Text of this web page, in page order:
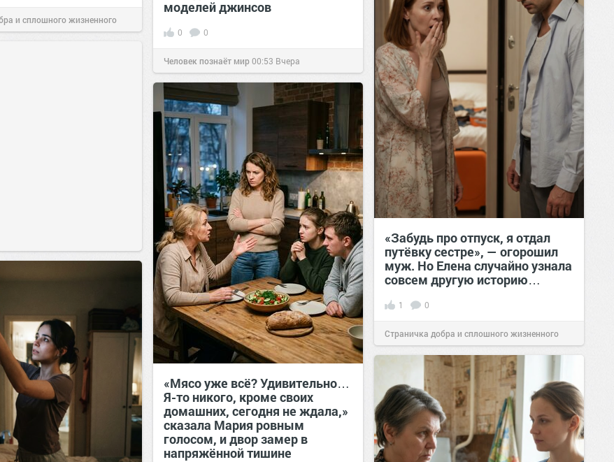
и сплошного жизненного
моделей джинсов
0 0
Человек познаёт мир00:53 Вчера
«Забудь про отпуск, я отдал
путёвку сестре», — огорошил
муж. Но Елена случайно узнала
совсем другую историю…
1 0
Страничка добра и сплошного жизненного
позитива!00:28Вчера
«Мясо уже всё? Удивительно…
Я-то никого, кроме своих
домашних, сегодня не ждала,»
сказала Мария ровным
голосом, и двор замер в
напряжённой тишине